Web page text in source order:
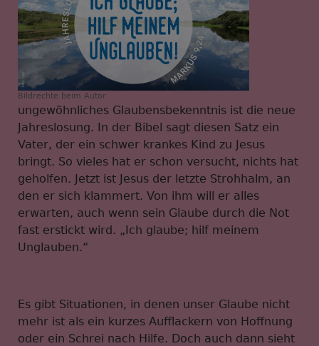
Bildrechte beim Autor
ungewöhnliches Glaubensbekenntnis ist die neue
Jahreslosung. In der Bibel sagt diesen Satz ein
Vater, der ein schwer krankes Kind zu Jesus
bringt. So vieles hat er schon versucht, nichts hat
geholfen. Jetzt ist Jesus der letzte Strohhalm, an
den er sich klammert. Von ihm will er alles
erwarten, auch wenn sein Glaube durch die Not
fast erstickt wird. „Ich glaube; hilf meinem
Unglauben.“
Es gibt Situationen, in denen unser Glaube nicht
mehr ist als ein kurzes Aufflackern von Hoffnung
oder ein Schrei nach Hilfe. Doch auch dann sieht